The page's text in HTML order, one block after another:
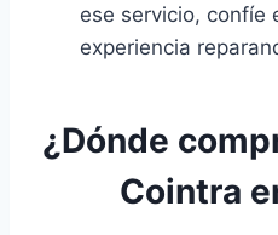
ese servicio, confíe
experiencia
¿Dónde
Cointra